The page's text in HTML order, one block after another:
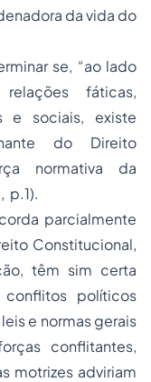
da vida do
se, “ao lado
fáticas,
e sociais, existe
do Direito
normativa da
p.1).
parcialmente
Constitucional,
têm sim certa
políticos
e normas gerais
conflitantes,
motrizes adviriam